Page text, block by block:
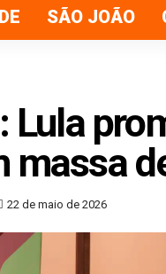
SÃO JOÃO
Lula
massa
22 de maio de 2026